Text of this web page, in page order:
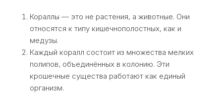
Кораллы — это не растения, а животные. Они
относятся к типу кишечнополостных, как и
медузы.
Каждый коралл состоит из множества мелких
полипов, объединённых в колонию. Эти
крошечные существа работают как единый
организм.